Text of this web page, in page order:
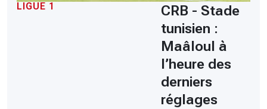
LIGUE 1
CRB - Stade
tunisien :
Maâloul à
l’heure des
derniers
réglages